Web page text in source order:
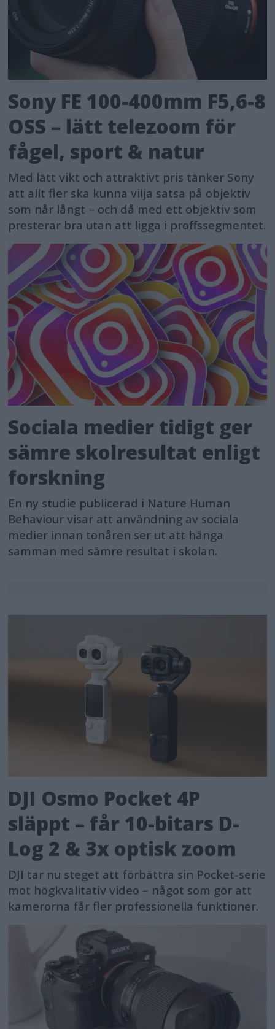
Sony FE 100-400mm F5,6-8
OSS – lätt telezoom för
fågel, sport & natur
Med lätt vikt och attraktivt pris tänker Sony
att allt fler ska kunna vilja satsa på objektiv
som når långt – och då med ett objektiv som
presterar bra utan att ligga i proffssegmentet.
Sociala medier tidigt ger
sämre skolresultat enligt
forskning
En ny studie publicerad i Nature Human
Behaviour visar att användning av sociala
medier innan tonåren ser ut att hänga
samman med sämre resultat i skolan.
DJI Osmo Pocket 4P
släppt – får 10-bitars D-
Log 2 & 3x optisk zoom
DJI tar nu steget att förbättra sin Pocket-serie
mot högkvalitativ video – något som gör att
kamerorna får fler professionella funktioner.